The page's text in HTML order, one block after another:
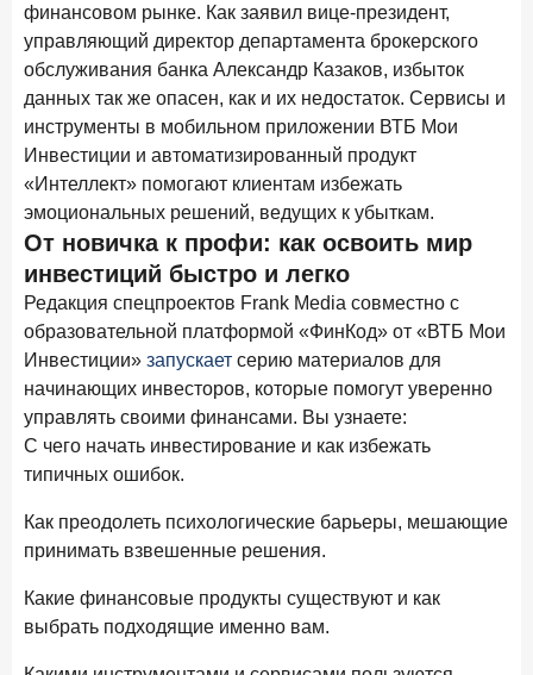
Страховщики, УК, брокер-маркетплейсы: как новые
игроки меняют рынок инвестиций
19 декабря 2025 года ИССЛЕДОВАНИЕ
В эпоху дуополии маркетплейсов селлеры ищут
новые финансовые решения
18 декабря 2025 года
Ипотека 2025–2026: стресс‑тест высокими ставками и
прогнозы на восстановление
8 декабря 2025 года
По итогам ноября 2025 года объем выдач кредитов
составил 1 027 млрд руб.
5 декабря 2025 года
Эмоции, эксклюзив и вовлечение: новая формула
банковской лояльности
3 декабря 2025 года
Почему опытные инвесторы в России чувствуют себя
начинающими?
Клиент стал партнером: как трансформируется рынок
инвестиций
финансовом рынке. Как заявил вице-президент,
управляющий директор департамента брокерского
обслуживания банка Александр Казаков, избыток
данных так же опасен, как и их недостаток. Сервисы и
инструменты в мобильном приложении ВТБ Мои
Инвестиции и автоматизированный продукт
«Интеллект» помогают клиентам избежать
эмоциональных решений, ведущих к убыткам.
От новичка к профи: как освоить мир
инвестиций быстро и легко
Редакция спецпроектов Frank Media совместно с
образовательной платформой «ФинКод» от «ВТБ Мои
Инвестиции» запускает серию материалов для
начинающих инвесторов, которые помогут уверенно
управлять своими финансами. Вы узнаете:
С чего начать инвестирование и как избежать
типичных ошибок.
Как преодолеть психологические барьеры, мешающие
принимать взвешенные решения.
Какие финансовые продукты существуют и как
выбрать подходящие именно вам.